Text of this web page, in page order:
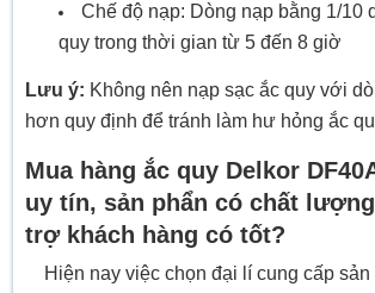
Chế độ nạp: Dòng nạp bằng 1/10
quy trong thời gian từ 5 đến 8 giờ
Lưu ý: Không nên nạp sạc ắc quy với
hơn quy định để tránh làm hư hỏng ắc
Mua hàng ắc quy Delkor
uy tín, sản phẩn có chất
trợ khách hàng có tốt?
Hiện nay việc chọn đại lí cung cấp sản